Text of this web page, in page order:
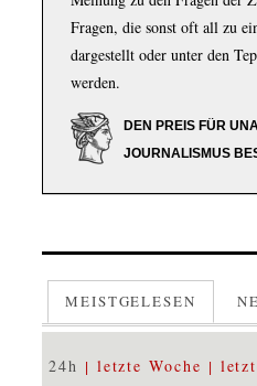
Fragen, die sonst oft all zu
dargestellt oder unter den
werden.
DEN PREIS FÜR
JOURNALISMUS
MEISTGELESEN
24h letzte Woche